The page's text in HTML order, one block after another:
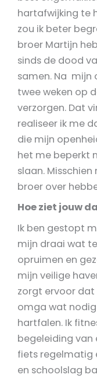
hartafwijking te
zou ik beter
broer Martijn
sinds de dood
samen. Na mijn
twee weken op
verzorgen. Dat
realiseer ik me
die mijn
het me beperkt
slaan.
broer over
Hoe ziet jouw
Ik ben gestopt
mijn draai wat
opruimen en
mijn veilige
zorgt ervoor
omga wat
hartfalen. Ik
begeleiding van
fiets regelmatig
en schoolslag